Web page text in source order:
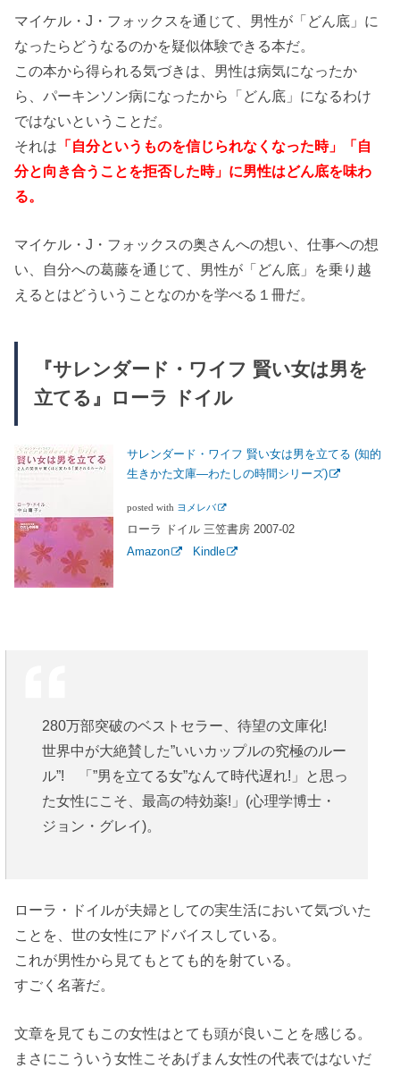
マイケル・J・フォックスを通じて、男性が「どん底」に
なったらどうなるのかを疑似体験できる本だ。
この本から得られる気づきは、男性は病気になったか
ら、パーキンソン病になったから「どん底」になるわけ
ではないということだ。
それは 「自分というものを信じられなくなった時」「自
分と向き合うことを拒否した時」に男性はどん底を味わ
る。
マイケル・J・フォックスの奥さんへの想い、仕事への想
い、自分への葛藤を通じて、男性が「どん底」を乗り越
えるとはどういうことなのかを学べる１冊だ。
『サレンダード・ワイフ 賢い女は男を
立てる』ローラ ドイル
サレンダード・ワイフ 賢い女は男を立てる (知的
生きかた文庫―わたしの時間シリーズ)
posted with ヨメレバ
ローラ ドイル 三笠書房 2007-02
Amazon
Kindle
280万部突破のベストセラー、待望の文庫化!
世界中が大絶賛した”いいカップルの究極のルー
ル”! 「”男を立てる女”なんて時代遅れ!」と思っ
た女性にこそ、最高の特効薬!」(心理学博士・
ジョン・グレイ)。
ローラ・ドイルが夫婦としての実生活において気づいた
ことを、世の女性にアドバイスしている。
これが男性から見てもとても的を射ている。
すごく名著だ。
文章を見てもこの女性はとても頭が良いことを感じる。
まさにこういう女性こそあげまん女性の代表ではないだ